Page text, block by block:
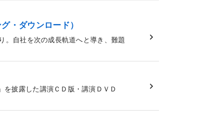
・ダウンロード）
自社を次の成長軌道へと導き、難題
披露した講演ＣＤ版・講演ＤＶＤ